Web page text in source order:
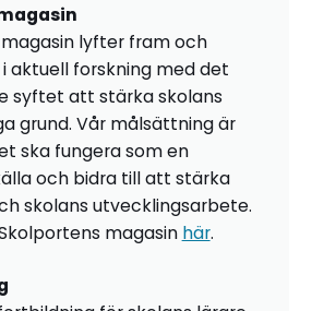
lyfter fram och
aktuell forskning med det
syftet att stärka skolans
grund. Vår målsättning är
ska fungera som en
och bidra till att stärka
skolans utvecklingsarbete.
magasin här.